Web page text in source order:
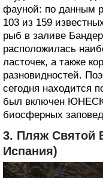
фауной: по данным
103 из 159
рыб в заливе
расположилась
ласточек, а также
разновидностей.
сегодня находится
был включен
биосферных
3. Пляж Святой
Испания)